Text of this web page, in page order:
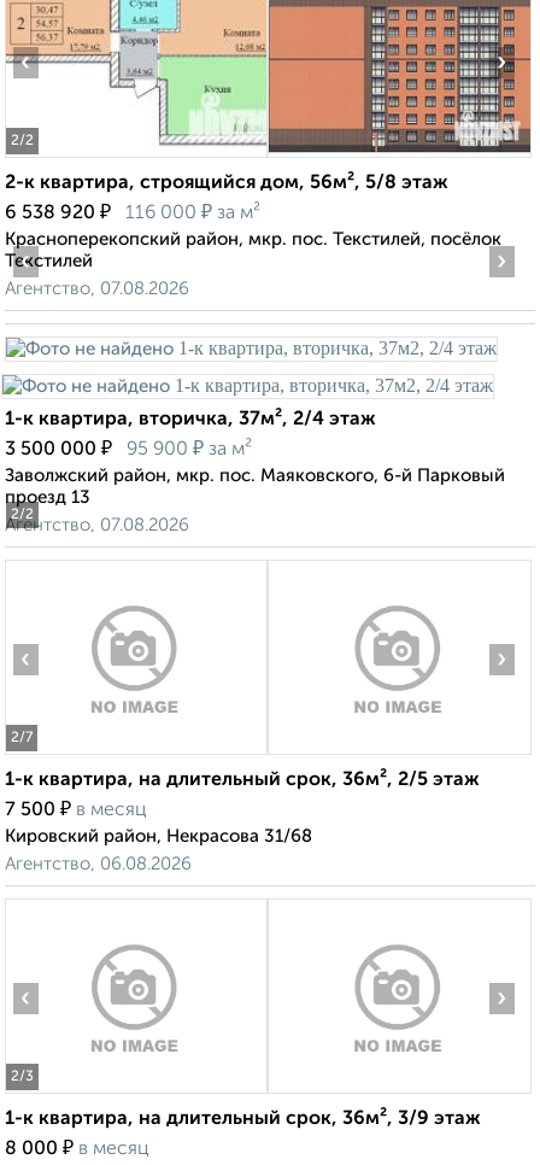
2/2
‹ ›
2-к квартира, строящийся дом, 56м², 5/8 этаж
6 538 920 ₽ 116 000 ₽ за м²
Красноперекопский район, мкр. пос. Текстилей, посёлок
Текстилей
Агентство, 07.08.2026
2/2
‹ ›
1-к квартира, вторичка, 37м², 2/4 этаж
3 500 000 ₽ 95 900 ₽ за м²
Заволжский район, мкр. пос. Маяковского, 6-й Парковый
проезд 13
Агентство, 07.08.2026
2/7
‹ ›
1-к квартира, на длительный срок, 36м², 2/5 этаж
7 500 ₽ в месяц
Кировский район, Некрасова 31/68
Агентство, 06.08.2026
2/3
‹ ›
1-к квартира, на длительный срок, 36м², 3/9 этаж
8 000 ₽ в месяц